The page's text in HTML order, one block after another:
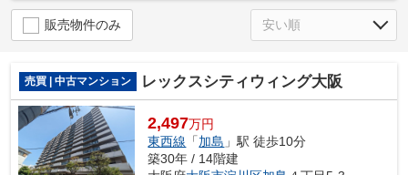
販売物件のみ
売買 | 中古マンション レックスシティウィング大阪
2,497万円
東西線 「加島 」駅 徒歩10分
築30年 / 14階建